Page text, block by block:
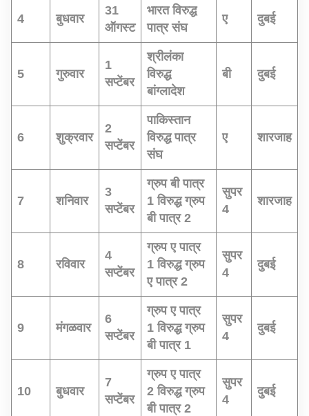
4 बुधवार
31
ऑगस्ट
भारत विरुद्ध
पात्र संघ
ए दुबई
5 गुरुवार
1
सप्टेंबर
श्रीलंका
विरुद्ध
बांग्लादेश
बी दुबई
6 शुक्रवार
2
सप्टेंबर
पाकिस्तान
विरुद्ध पात्र
संघ
ए शारजाह
7 शनिवार
3
सप्टेंबर
ग्रुप बी पात्र
1 विरुद्ध ग्रुप
बी पात्र 2
सुपर
4
शारजाह
8 रविवार
4
सप्टेंबर
ग्रुप ए पात्र
1 विरुद्ध ग्रुप
ए पात्र 2
सुपर
4
दुबई
9 मंगळवार
6
सप्टेंबर
ग्रुप ए पात्र
1 विरुद्ध ग्रुप
बी पात्र 1
सुपर
4
दुबई
10 बुधवार
7
सप्टेंबर
ग्रुप ए पात्र
2 विरुद्ध ग्रुप
बी पात्र 2
सुपर
4
दुबई